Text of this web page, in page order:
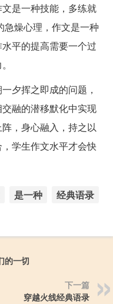
是一种技能，多练就
燥心理，作文是一种
平的提高需要一个过
夕挥之即成的问题，
融的潜移默化中实现
，身心融入，持之以
学生作文水平才会快
是一种
经典语录
的一切
下一篇
穿越火线经典语录